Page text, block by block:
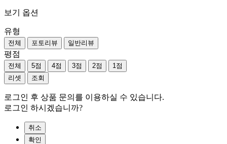
보기 옵션
유형
전체 포토리뷰 일반리뷰
평점
전체 5점 4점 3점 2점
1점
리셋
조회
로그인 후 상품 문의를 이용하실 수 있습니다.
로그인 하시겠습니까?
취소
확인